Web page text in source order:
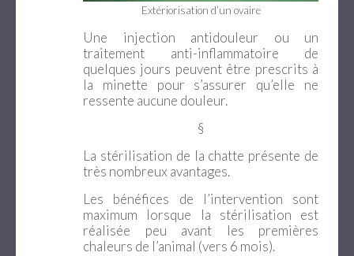
Extériorisation d’un ovaire
Une injection antidouleur ou un
traitement anti-inflammatoire de
quelques jours peuvent être prescrits à
la minette pour s’assurer qu’elle ne
ressente aucune douleur.
§
La stérilisation de la chatte présente de
très nombreux avantages.
Les bénéfices de l’intervention sont
maximum lorsque la stérilisation est
réalisée peu avant les premières
chaleurs de l’animal (vers 6 mois).